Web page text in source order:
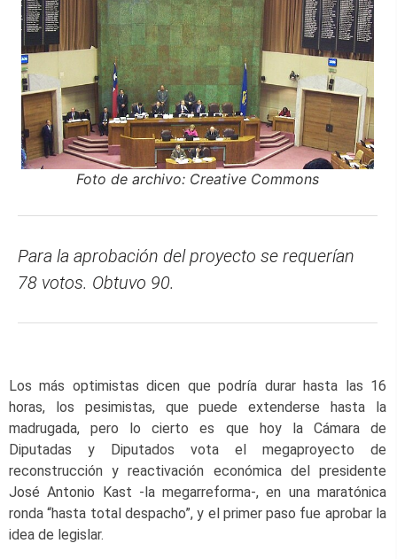
Foto de archivo: Creative Commons
Para la aprobación del proyecto se requerían
78 votos. Obtuvo 90.
Los más optimistas dicen que podría durar hasta las 16
horas, los pesimistas, que puede extenderse hasta la
madrugada, pero lo cierto es que hoy la Cámara de
Diputadas y Diputados vota el megaproyecto de
reconstrucción y reactivación económica del presidente
José Antonio Kast -la megarreforma-, en una maratónica
ronda “hasta total despacho”, y el primer paso fue aprobar la
idea de legislar.